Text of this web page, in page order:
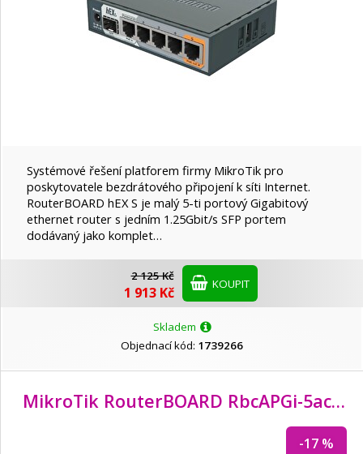
Axago
Cisco
CONNECT IT
Dahua
Systémové řešení platforem firmy MikroTik pro
poskytovatele bezdrátového připojení k síti Internet.
RouterBOARD hEX S je malý 5-ti portový Gigabitový
ethernet router s jedním 1.25Gbit/s SFP portem
dodávaný jako komplet…
2 125 Kč
1 913 Kč KOUPIT
Skladem
Objednací kód: 1739266
MikroTik RouterBOARD RbcAPGi-5acD2nD, cAP ac
-17 %